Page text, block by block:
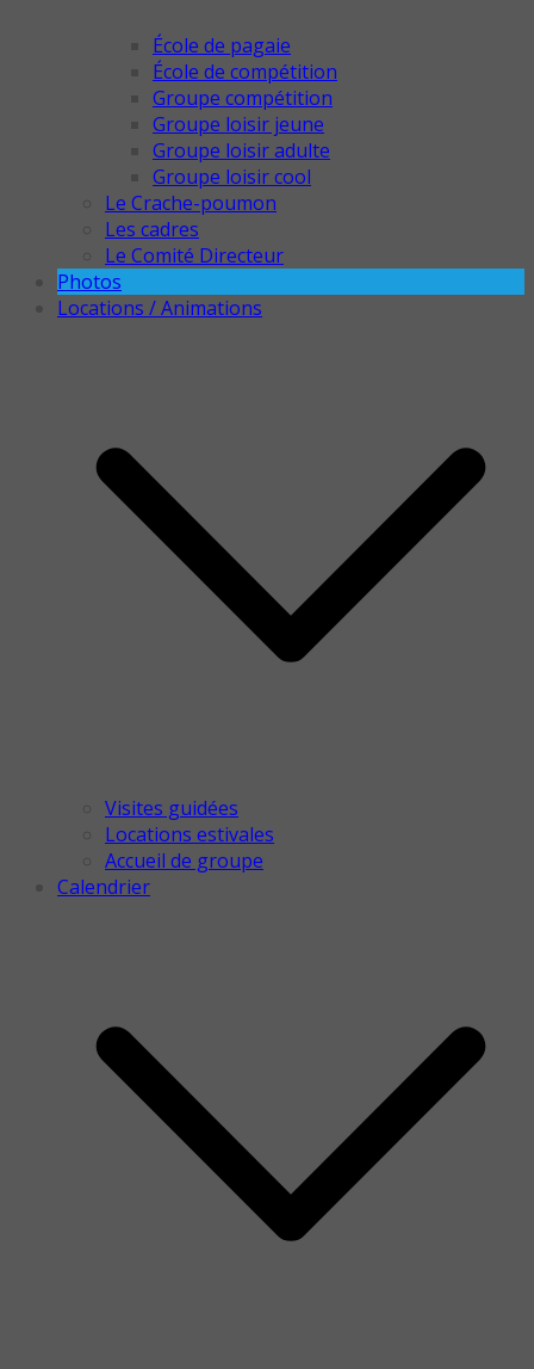
École de pagaie
École de compétition
Groupe compétition
Groupe loisir jeune
Groupe loisir adulte
Groupe loisir cool
Le Crache-poumon
Les cadres
Le Comité Directeur
Photos
Locations / Animations
Visites guidées
Locations estivales
Accueil de groupe
Calendrier